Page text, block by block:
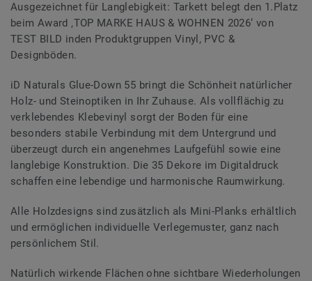
Ausgezeichnet für Langlebigkeit: Tarkett belegt den 1.Platz
beim Award ‚TOP MARKE HAUS & WOHNEN 2026‘ von
TEST BILD inden Produktgruppen Vinyl, PVC &
Designböden.
iD Naturals Glue-Down 55 bringt die Schönheit natürlicher
Holz- und Steinoptiken in Ihr Zuhause. Als vollflächig zu
verklebendes Klebevinyl sorgt der Boden für eine
besonders stabile Verbindung mit dem Untergrund und
überzeugt durch ein angenehmes Laufgefühl sowie eine
langlebige Konstruktion. Die 35 Dekore im Digitaldruck
schaffen eine lebendige und harmonische Raumwirkung.
Alle Holzdesigns sind zusätzlich als Mini-Planks erhältlich
und ermöglichen individuelle Verlegemuster, ganz nach
persönlichem Stil.
Natürlich wirkende Flächen ohne sichtbare Wiederholungen